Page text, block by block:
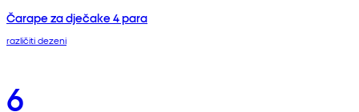
Čarape za dječake 4 para
različiti dezeni
6